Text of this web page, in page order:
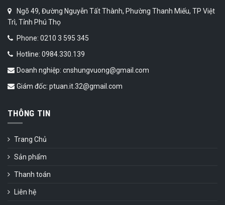
Ngõ 49, Đường Nguyễn Tất Thành, Phường Thanh Miếu, TP Việt
Trì, Tỉnh Phú Thọ
Phone: 0210 3 595 345
Hotline: 0984.330.139
Doanh nghiệp: cnshungvuong@gmail.com
Giám đốc: ptuan.it.32@gmail.com
THÔNG TIN
Trang Chủ
Sản phẩm
Thanh toán
Liên hệ